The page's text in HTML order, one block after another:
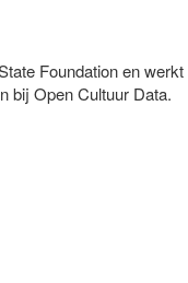
Foundation en
bij Open Cultuur Data.